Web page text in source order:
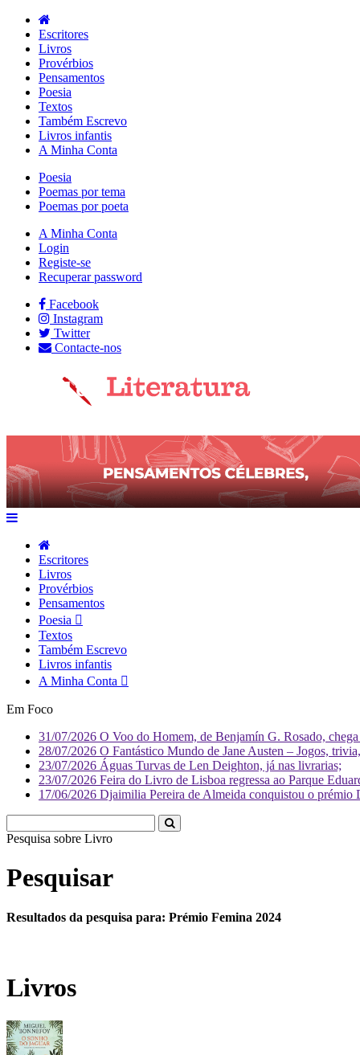
Escritores
Livros
Provérbios
Pensamentos
Poesia
Textos
Também Escrevo
Livros infantis
A Minha Conta
Poesia
Poemas por tema
Poemas por poeta
A Minha Conta
Login
Registe-se
Recuperar password
Facebook
Instagram
Twitter
Contacte-nos
Escritores
Livros
Provérbios
Pensamentos
Poesia
Textos
Também Escrevo
Livros infantis
A Minha Conta
Em Foco
31/07/2026 O Voo do Homem, de Benjamín G. Rosado,
28/07/2026 O Fantástico Mundo de Jane Austen – Jogos,
23/07/2026 Águas Turvas de Len Deighton, já nas livrarias;
23/07/2026 Feira do Livro de Lisboa regressa ao Parque
17/06/2026 Djaimilia Pereira de Almeida conquistou o
Pesquisa sobre Li
Pesquisar
Resultados da pesquisa para: Prémio Femina 2024
Livros